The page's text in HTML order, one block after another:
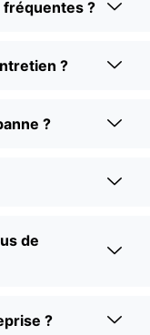
fréquentes ?
?
?
de
?